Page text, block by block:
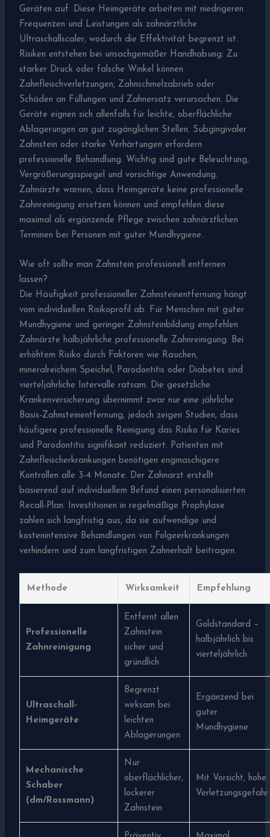
Geräten auf. Diese Heimgeräte arbeiten mit niedrigeren
Frequenzen und Leistungen als zahnärztliche
Ultraschallscaler, wodurch die Effektivität begrenzt ist.
Risiken entstehen bei unsachgemäßer Handhabung: Zu
starker Druck oder falsche Winkel können
Zahnfleischverletzungen, Zahnschmelzabrieb oder
Schäden an Füllungen und Zahnersatz verursachen. Die
Geräte eignen sich allenfalls für leichte, oberflächliche
Ablagerungen an gut zugänglichen Stellen. Subgingivaler
Zahnstein oder starke Verhärtungen erfordern
professionelle Behandlung. Wichtig sind gute Beleuchtung,
Vergrößerungsspiegel und vorsichtige Anwendung.
Zahnärzte warnen, dass Heimgeräte keine professionelle
Zahnreinigung ersetzen können und empfehlen diese
maximal als ergänzende Pflege zwischen zahnärztlichen
Terminen bei Personen mit guter Mundhygiene.
Wie oft sollte man Zahnstein professionell entfernen
lassen?
Die Häufigkeit professioneller Zahnsteinentfernung hängt
vom individuellen Risikoprofil ab. Für Menschen mit guter
Mundhygiene und geringer Zahnsteinbildung empfehlen
Zahnärzte halbjährliche professionelle Zahnreinigung. Bei
erhöhtem Risiko durch Faktoren wie Rauchen,
mineralreichem Speichel, Parodontitis oder Diabetes sind
vierteljährliche Intervalle ratsam. Die gesetzliche
Krankenversicherung übernimmt zwar nur eine jährliche
Basis-Zahnsteinentfernung, jedoch zeigen Studien, dass
häufigere professionelle Reinigung das Risiko für Karies
und Parodontitis signifikant reduziert. Patienten mit
Zahnfleischerkrankungen benötigen engmaschigere
Kontrollen alle 3-4 Monate. Der Zahnarzt erstellt
basierend auf individuellem Befund einen personalisierten
Recall-Plan. Investitionen in regelmäßige Prophylaxe
zahlen sich langfristig aus, da sie aufwendige und
kostenintensive Behandlungen von Folgeerkrankungen
verhindern und zum langfristigen Zahnerhalt beitragen.
Methode Wirksamkeit Empfehlung
Professionelle
Zahnreinigung
Entfernt allen
Zahnstein
sicher und
gründlich
Goldstandard –
halbjährlich bis
vierteljährlich
Ultraschall-
Heimgeräte
Begrenzt
wirksam bei
leichten
Ablagerungen
Ergänzend bei
guter
Mundhygiene
Mechanische
Schaber
(dm/Rossmann)
Nur
oberflächlicher,
lockerer
Zahnstein
Mit Vorsicht, hohe
Verletzungsgefahr